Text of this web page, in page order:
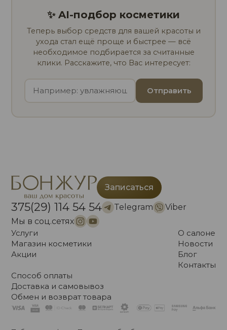
✨ AI-подбор косметики
Теперь выбор средств для вашей красоты и
ухода стал ещё проще и быстрее — всё
необходимое подбирается за считанные
клики. Расскажите, что Вас интересует:
Отправить
Записаться
375(29) 114 54 54 Telegram
Viber
Мы в соц.сетях
Услуги
Магазин косметики
Акции
О салоне
Новости
Блог
Контакты
Способ оплаты
Доставка и самовывоз
Обмен и возврат товара